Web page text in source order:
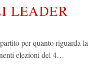
LEADER
per quanto riguarda la
elezioni del 4…